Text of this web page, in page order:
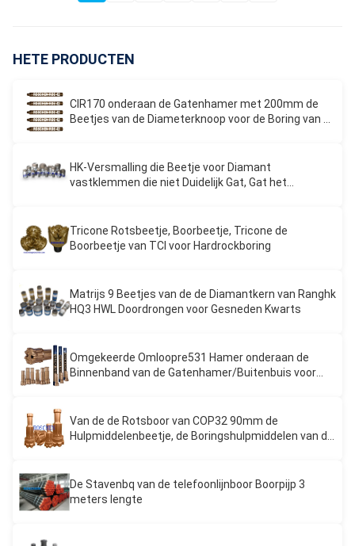
HETE PRODUCTEN
CIR170 onderaan de Gatenhamer met 200mm de
Beetjes van de Diameterknoop voor de Boring van de
HK-Versmalling die Beetje voor Diamant
vastklemmen die niet Duidelijk Gat, Gat het
Tricone Rotsbeetje, Boorbeetje, Tricone de
Boorbeetje van TCI voor Hardrockboring
Matrijs 9 Beetjes van de de Diamantkern van Ranghk
HQ3 HWL Doordrongen voor Gesneden Kwarts
Omgekeerde Omloopre531 Hamer onderaan de
Binnenband van de Gatenhamer/Buitenbuis voor
Van de de Rotsboor van COP32 90mm de
Hulpmiddelenbeetje, de Boringshulpmiddelen van de
De Stavenbq van de telefoonlijnboor Boorpijp 3
meters lengte